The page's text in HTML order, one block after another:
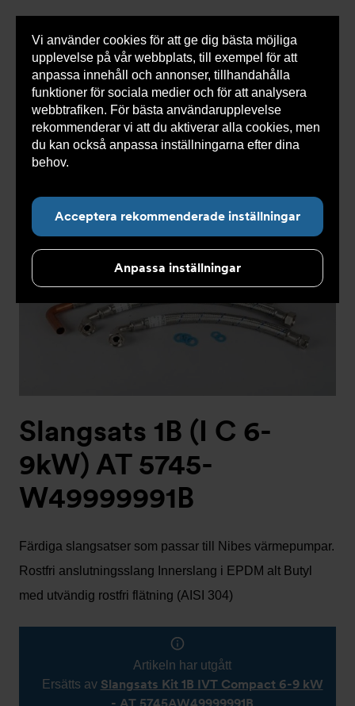
Vi använder cookies för att ge dig bästa möjliga
upplevelse på vår webbplats, till exempel för att
anpassa innehåll och annonser, tillhandahålla
funktioner för sociala medier och för att analysera
webbtrafiken. För bästa användarupplevelse
rekommenderar vi att du aktiverar alla cookies, men
du kan också anpassa inställningarna efter dina
behov.
Acceptera rekommenderade inställningar
Anpassa inställningar
0 varorSnabborder
Du
här:
Armatec > Produkter > Kyla >
Utgången produkt
Slangsats AT 5745- >
Slangsats 1B (I C 6-9kW) AT
5745-W49999991B
Slangsats 1B (I C 6-
9kW) AT 5745-
W49999991B
Färdiga slangsatser som passar till Nibes värmepumpar.
Rostfri anslutningsslang Innerslang i EPDM alt Butyl
med utvändig rostfri flätning (AISI 304)
Artikeln har utgått
Ersätts av Slangsats Kit 1B IVT Compact 6-9 kW
- AT 5745AW49999991B